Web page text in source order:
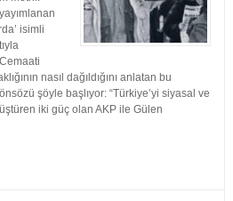
isimli
nasıl dağıldığını anlatan bu
şöyle başlıyor: “Türkiye’yi siyasal ve
iki güç olan AKP ile Gülen